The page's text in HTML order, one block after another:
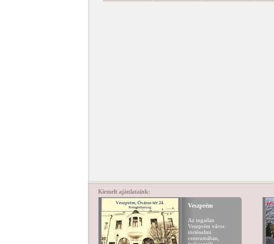
Kiemelt ajánlataink:
Veszprém
Az ingatlan
Veszprém város
történelmi
centrumában,